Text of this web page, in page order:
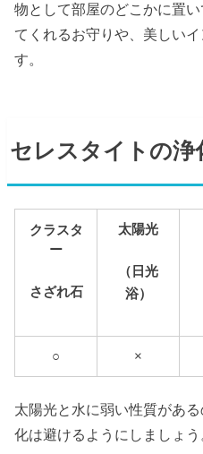
物として部屋のどこかに置
てくれるお守りや、美しい
す。
セレスタイトの浄
クラスタ
ー
さざれ石
太陽光
（日光
浴）
○ ×
太陽光と水に弱い性質があ
化は避けるようにしましょう